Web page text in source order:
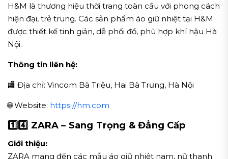
H&M là thương hiệu thời trang toàn cầu với phong cách
hiện đại, trẻ trung. Các sản phẩm áo giữ nhiệt tại H&M
được thiết kế tinh giản, dễ phối đồ, phù hợp khí hậu Hà
Nội.
Thông tin liên hệ:
🏬 Địa chỉ: Vincom Bà Triệu, Hai Bà Trưng, Hà Nội
🌐 Website: https://hm.com
1️⃣4️⃣ ZARA – Sang Trọng & Đẳng Cấp
Giới thiệu:
ZARA mang đến các mẫu áo giữ nhiệt nam, nữ thanh